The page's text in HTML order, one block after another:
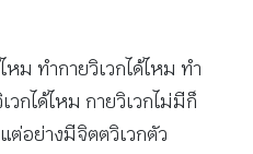
หม ทำกายวิเวกได้ไหม ทำ
วกได้ไหม กายวิเวกไม่มีก็
ต่อย่างมีจิตตวิเวกตัว